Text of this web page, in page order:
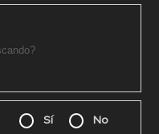
Sí No